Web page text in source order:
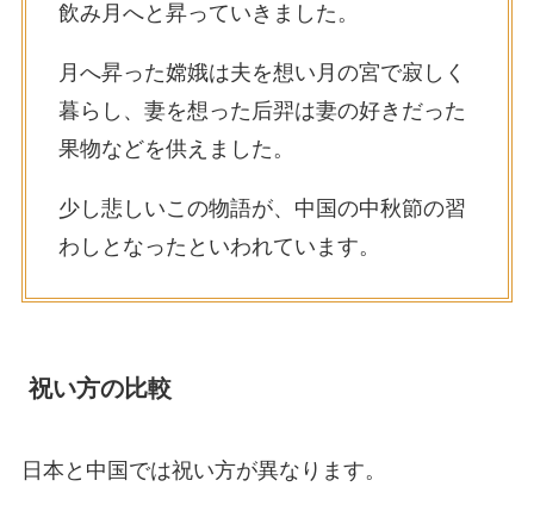
飲み月へと昇っていきました。
月へ昇った嫦娥は夫を想い月の宮で寂しく
暮らし、妻を想った后羿は妻の好きだった
果物などを供えました。
少し悲しいこの物語が、中国の中秋節の習
わしとなったといわれています。
祝い方の比較
日本と中国では祝い方が異なります。